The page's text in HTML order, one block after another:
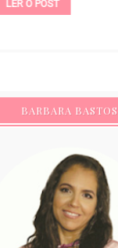
BARBARA BASTOS